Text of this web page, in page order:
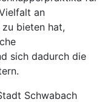
an
bieten hat,
sich dadurch die
Schwabach